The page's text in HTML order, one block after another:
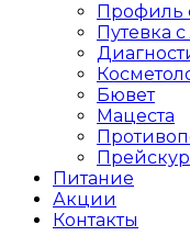
Профиль
Путевка
Бювет
Мацеста
Питание
Акции
Контакты